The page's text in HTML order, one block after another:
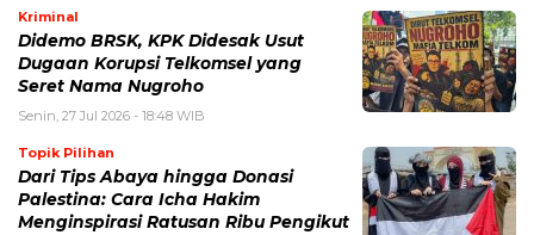
Kriminal
Didemo BRSK, KPK Didesak Usut
Dugaan Korupsi Telkomsel yang
Seret Nama Nugroho
Senin, 27 Jul 2026 - 18:48 WIB
Topik Pilihan
Dari Tips Abaya hingga Donasi
Palestina: Cara Icha Hakim
Menginspirasi Ratusan Ribu Pengikut